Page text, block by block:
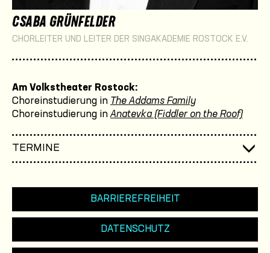
CSABA GRÜNFELDER
CHORLEITER UND LEITER DER SINGAKADEMIE ROSTOCK E.V.
Am Volkstheater Rostock:
Choreinstudierung in The Addams Family
Choreinstudierung in Anatevka (Fiddler on the Roof)
TERMINE
BARRIEREFREIHEIT
DATENSCHUTZ